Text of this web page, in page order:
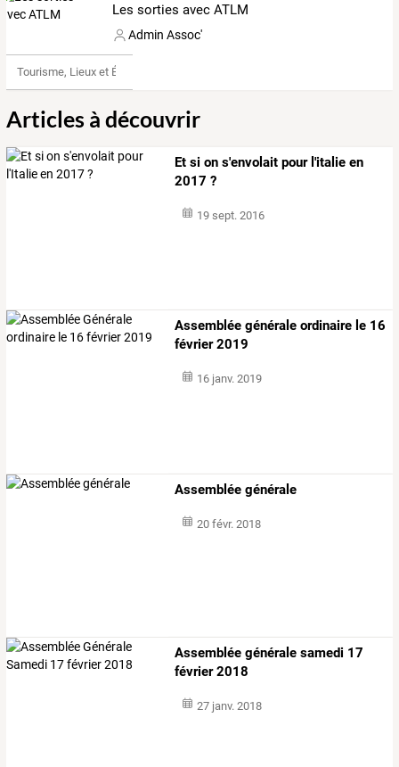
Les sorties avec ATLM
Admin Assoc'
Tourisme, Lieux et Événements
Articles à découvrir
Et si on s'envolait pour l'italie en
2017 ?
19 sept. 2016
Assemblée générale ordinaire le 16
février 2019
16 janv. 2019
Assemblée générale
20 févr. 2018
Assemblée générale samedi 17
février 2018
27 janv. 2018